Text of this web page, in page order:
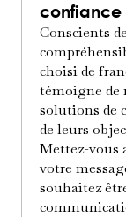
confiance
Conscients
choisi de
témoigne de
solutions de
de leurs
Mettez-vous
votre
souhaitez